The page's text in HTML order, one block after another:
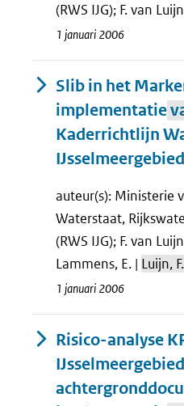
(RWS IJG); F. van
1 januari 2006
Slib in het
implementatie
Kaderrichtlijn
IJsselmeergebied
auteur(s): Ministerie
Waterstaat,
(RWS IJG); F. van
Lammens, E. | Luijn,
1 januari 2006
Risico-analyse